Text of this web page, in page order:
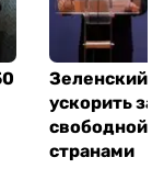
Зеленский
ускорить
свободной
странами